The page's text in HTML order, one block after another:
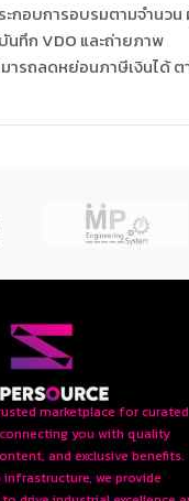
กอบการอบรมตามจำนวน
ทึก VDO และถ่ายภาพ
ารถลดหย่อนภาษีเงินได้
marketplace for curated
you with quality
and exclusive benefits.
we provide